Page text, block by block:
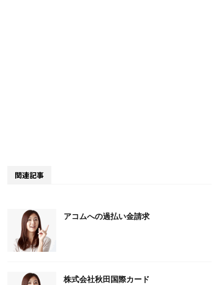
関連記事
アコムへの過払い金請求
株式会社秋田国際カード